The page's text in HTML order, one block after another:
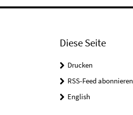
Diese Seite
Drucken
RSS-Feed abonnieren
English